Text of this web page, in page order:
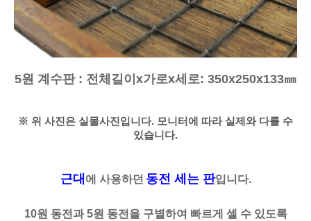
5원 계수판 : 전체길이x가로x세로: 350x250x133㎜
※ 위 사진은 실물사진입니다. 모니터에 따라 실제와 다를 수
있습니다.
근대 에 사용하던 동전 세는 판입니다.
10원 동전과 5원 동전을 구별하여 빠르게 셀 수 있도록